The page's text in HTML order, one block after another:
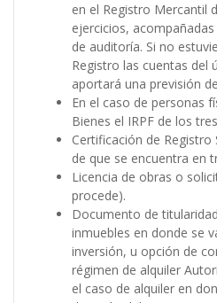
en el Registro Mercantil
ejercicios,
de auditoría. Si no
Registro las cuentas del
aportará una previsión
En el caso de personas
Bienes el IRPF de los
Certificación de
de que se encuentra en
Licencia de obras o
procede).
Documento de
inmuebles en donde se
inversión, u opción de
régimen de alquiler
el caso de alquiler en